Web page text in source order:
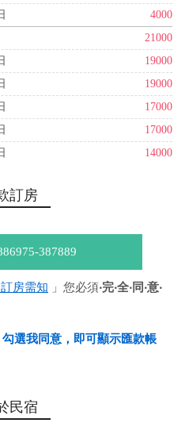
4000
21000
19000
19000
17000
17000
14000
訂房
387889
房需知 」您必須‧完‧全‧同‧意‧
選我同意，即可顯示匯款帳
帳號：8348-86-009122-
民宿